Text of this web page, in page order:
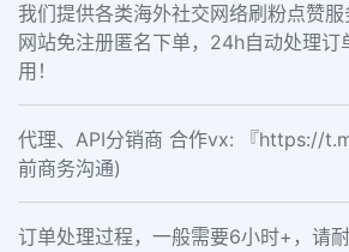
我们提供各类海外社交网络刷粉点赞服
网站免注册匿名下单，24h自动处理订
用！
代理、API分销商 合作vx: 『https://
前商务沟通)
订单处理过程，一般需要6小时+，请耐